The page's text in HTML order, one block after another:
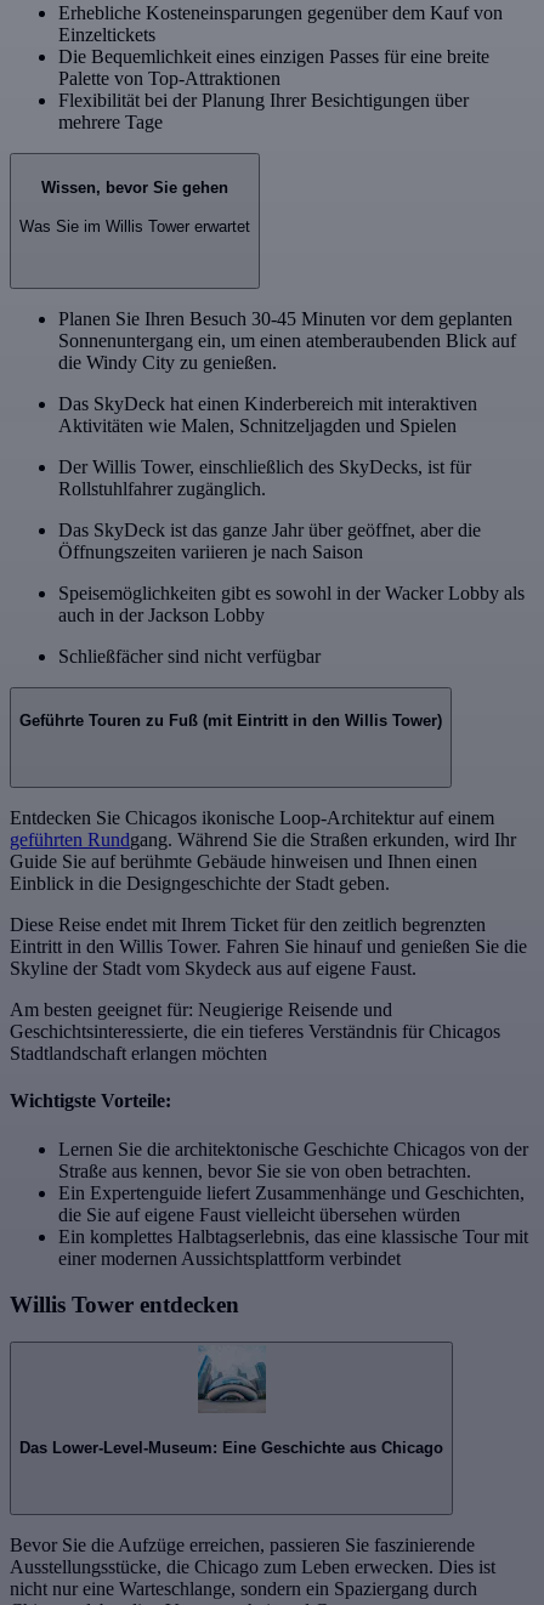
Erhebliche Kosteneinsparungen gegenüber dem Kauf von
Einzeltickets
Die Bequemlichkeit eines einzigen Passes für eine breite
Palette von Top-Attraktionen
Flexibilität bei der Planung Ihrer Besichtigungen über
mehrere Tage
Wissen, bevor Sie gehen
Was Sie im Willis Tower erwartet
Planen Sie Ihren Besuch 30-45 Minuten vor dem geplanten
Sonnenuntergang ein, um einen atemberaubenden Blick auf
die Windy City zu genießen.
Das SkyDeck hat einen Kinderbereich mit interaktiven
Aktivitäten wie Malen, Schnitzeljagden und Spielen
Der Willis Tower, einschließlich des SkyDecks, ist für
Rollstuhlfahrer zugänglich.
Das SkyDeck ist das ganze Jahr über geöffnet, aber die
Öffnungszeiten variieren je nach Saison
Speisemöglichkeiten gibt es sowohl in der Wacker Lobby als
auch in der Jackson Lobby
Schließfächer sind nicht verfügbar
Geführte Touren zu Fuß (mit Eintritt in den Willis Tower)
Entdecken Sie Chicagos ikonische Loop-Architektur auf einem
geführten Rundgang. Während Sie die Straßen erkunden, wird Ihr
Guide Sie auf berühmte Gebäude hinweisen und Ihnen einen
Einblick in die Designgeschichte der Stadt geben.
Diese Reise endet mit Ihrem Ticket für den zeitlich begrenzten
Eintritt in den Willis Tower. Fahren Sie hinauf und genießen Sie die
Skyline der Stadt vom Skydeck aus auf eigene Faust.
Am besten geeignet für: Neugierige Reisende und
Geschichtsinteressierte, die ein tieferes Verständnis für Chicagos
Stadtlandschaft erlangen möchten
Wichtigste Vorteile:
Lernen Sie die architektonische Geschichte Chicagos von der
Straße aus kennen, bevor Sie sie von oben betrachten.
Ein Expertenguide liefert Zusammenhänge und Geschichten,
die Sie auf eigene Faust vielleicht übersehen würden
Ein komplettes Halbtagserlebnis, das eine klassische Tour mit
einer modernen Aussichtsplattform verbindet
Willis Tower entdecken
Das Lower-Level-Museum: Eine Geschichte aus Chicago
Bevor Sie die Aufzüge erreichen, passieren Sie faszinierende
Ausstellungsstücke, die Chicago zum Leben erwecken. Dies ist
nicht nur eine Warteschlange, sondern ein Spaziergang durch